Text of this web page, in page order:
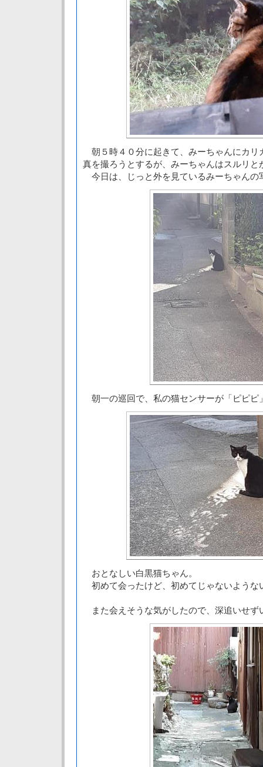
朝５時４０分に起きて、みーちゃんにカリ
真を撮ろうとするが、みーちゃんはスルリと
今日は、じっと外を見ているみーちゃんの
朝一の巡回で、私の猫センサーが「ピピピ
おとなしい白黒猫ちゃん。
初めて会ったけど、初めてじゃないような
また会えそうな気がしたので、深追いせず